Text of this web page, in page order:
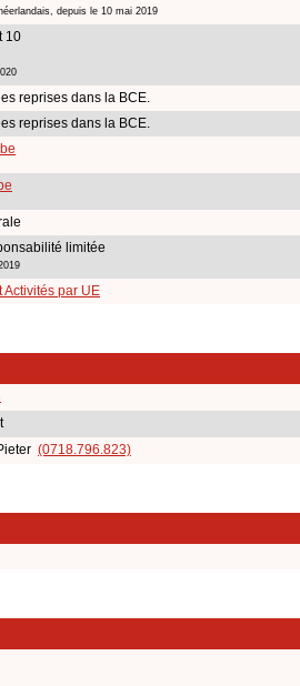
depuis le 10 mai 2019
10
reprises dans la BCE.
reprises dans la BCE.
limitée
Activités par UE
(0718.796.823)